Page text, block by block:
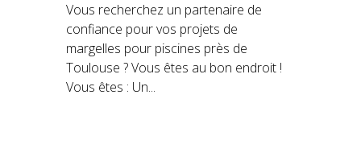
Vous recherchez un partenaire de
confiance pour vos projets de
margelles pour piscines près de
Toulouse ? Vous êtes au bon endroit !
Vous êtes : Un...